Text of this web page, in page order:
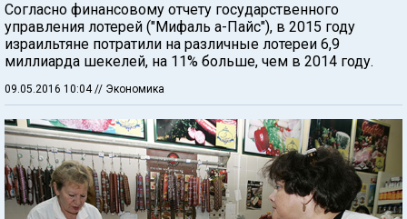
Согласно финансовому отчету государственного
управления лотерей ("Мифаль а-Пайс"), в 2015 году
израильтяне потратили на различные лотереи 6,9
миллиарда шекелей, на 11% больше, чем в 2014 году.
09.05.2016 10:04// Экономика